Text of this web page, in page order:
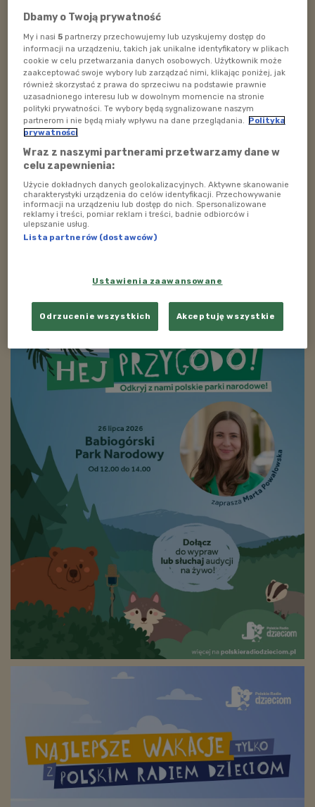
Foto: Oneras / photo on flickr
Na wsi nie ma czasu na nudę, to wymarzone miejsce
do aktywności fizycznej i eksplorowania nieznanych
mieszczuchom zakątków. W "Rodzinnym WF-ie"
podpowiemy jak aktywnie odpoczywać na łonie natury
i bezpiecznie bawić się wśród urządzeń i maszyn
rolniczych. Słuchajcie uważnie.
Zobacz więcej na temat: bezpieczeństwo dzieci
gospodarstwo agroturystyczne
rozrywka sport
wakacje
wakacje na wsi
wieś
Dbamy o Twoją prywatność
My i nasi5 partnerzy przechowujemy lub uzyskujemy dostęp do
informacji na urządzeniu, takich jak unikalne identyfikatory w plikach
cookie w celu przetwarzania danych osobowych. Użytkownik może
zaakceptować swoje wybory lub zarządzać nimi, klikając poniżej, jak
również skorzystać z prawa do sprzeciwu na podstawie prawnie
uzasadnionego interesu lub w dowolnym momencie na stronie
polityki prywatności. Te wybory będą sygnalizowane naszym
partnerom i nie będą miały wpływu na dane przeglądania. Polityka
prywatności
Wraz z naszymi partnerami przetwarzamy dane w
celu zapewnienia:
Użycie dokładnych danych geolokalizacyjnych. Aktywne skanowanie
charakterystyki urządzenia do celów identyfikacji. Przechowywanie
informacji na urządzeniu lub dostęp do nich. Spersonalizowane
reklamy i treści, pomiar reklam i treści, badnie odbiorców i
ulepszanie usług.
Lista partnerów (dostawców)
Ustawienia zaawansowane
Odrzucenie wszystkich Akceptuję wszystkie